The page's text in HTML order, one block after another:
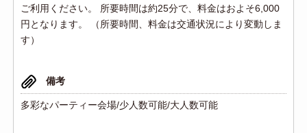
ご利用ください。 所要時間は約25分で、料金はおよそ6,000
円となります。 （所要時間、料金は交通状況により変動しま
す）
備考
多彩なパーティー会場/少人数可能/大人数可能